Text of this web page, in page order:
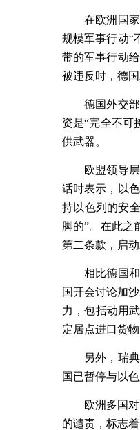
在欧洲国
规模军事行动“
带的军事行动
被违反时，德国
德国外交
资是“完全不可
供武器。
欧盟领导
话时表示，以
持以色列的安
脚的”。在此之
第二条款，启
相比德国
国开会讨论加
力，包括动用
定居点进口货
另外，瑞
国已暂停与以
欧洲多国
的谴责，标志